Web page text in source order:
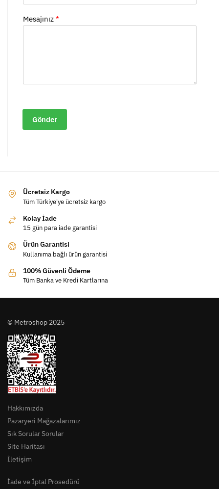
Mesajınız *
Gönder
Ücretsiz Kargo
Tüm Türkiye'ye ücretsiz kargo
Kolay İade
15 gün para iade garantisi
Ürün Garantisi
Kullanıma bağlı ürün garantisi
100% Güvenli Ödeme
Tüm Banka ve Kredi Kartlarına
© Metroshop 2025
Hakkımızda
Pazaryeri Mağazalarımız
Sık Sorular Sorular
Site Haritası
İletişim
İade ve İptal Prosedürü